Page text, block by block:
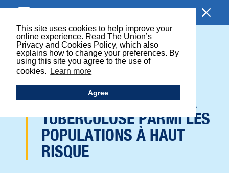
This site uses cookies to help improve your
online experience. Read The Union’s
Privacy and Cookies Policy, which also
explains how to change your preferences. By
using this site you agree to the use of
cookies.
Learn more
Agree
EXPLORER
DES CAMIONS À HAUTE
TECHNOLOGIE
PROCÈDENT À UN
DÉPISTAGE CIBLÉ DE LA
TUBERCULOSE PARMI LES
POPULATIONS À HAUT
RISQUE